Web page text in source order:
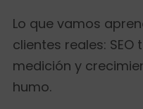
Lo que vamos
clientes reales: SEO
medición y
humo.